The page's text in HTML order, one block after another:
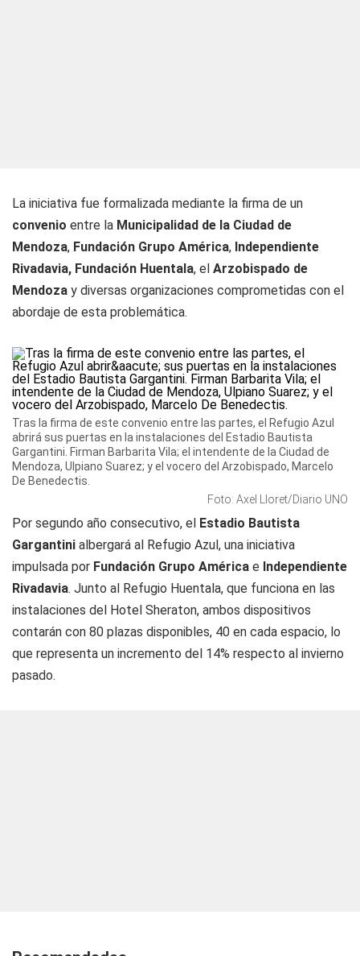
La iniciativa fue formalizada mediante la firma de un
convenio entre la Municipalidad de la Ciudad de
Mendoza, Fundación Grupo América, Independiente
Rivadavia, Fundación Huentala, el Arzobispado de
Mendoza y diversas organizaciones comprometidas con el
abordaje de esta problemática.
Tras la firma de este convenio entre las partes, el Refugio Azul
abrirá sus puertas en la instalaciones del Estadio Bautista
Gargantini. Firman Barbarita Vila; el intendente de la Ciudad de
Mendoza, Ulpiano Suarez; y el vocero del Arzobispado, Marcelo
De Benedectis.
Foto: Axel Lloret/Diario UNO
Por segundo año consecutivo, el Estadio Bautista
Gargantini albergará al Refugio Azul, una iniciativa
impulsada por Fundación Grupo América e Independiente
Rivadavia. Junto al Refugio Huentala, que funciona en las
instalaciones del Hotel Sheraton, ambos dispositivos
contarán con 80 plazas disponibles, 40 en cada espacio, lo
que representa un incremento del 14% respecto al invierno
pasado.